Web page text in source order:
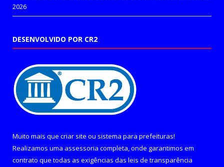
2026
DESENVOLVIDO POR CR2
Muito mais que criar site ou sistema para prefeituras!
Realizamos uma assessoria completa, onde garantimos em
contrato que todas as exigências das leis de transparência